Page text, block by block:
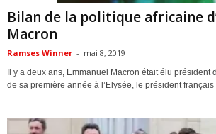
Bilan de la politique africaine
Macron
Ramses Winner - mai 8, 2019
Il y a deux ans, Emmanuel Macron était élu
de sa première année à l’Elysée, le président français